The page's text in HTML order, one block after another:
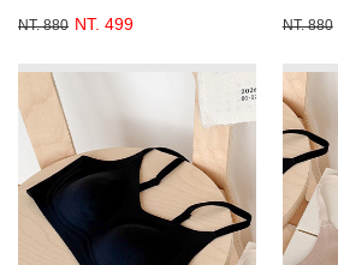
NT. 880 NT. 499 NT. 880